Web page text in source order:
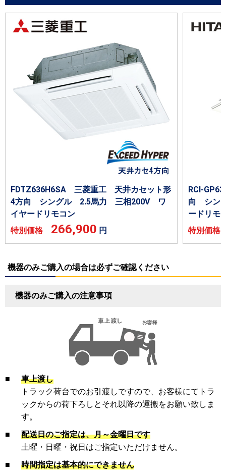
FDTZ636H6SA 三菱重工 天井カセット形
4方向 シングル 2.5馬力 三相200V ワ
イヤードリモコン
特別価格 266,900 円
RCI-
向 シン
ードリモ
特別価
機器のみご購入の場合は必ずご確認ください
機器のみご購入の注意事項
■
車上渡し
トラック荷台でのお引渡しですので、お客様にてトラ
ックからの荷下ろしとそれ以降の運搬をお願い致しま
す。
■
配送日のご指定は、月～金曜日です
土曜・日曜・祝日はご指定いただけません。
■
時間指定は基本的にできません